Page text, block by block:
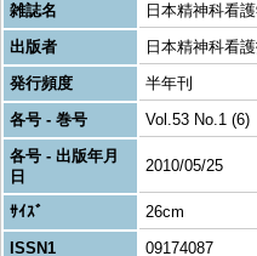
雑誌名
日本精神科看
出版者
日本精神科看
発行頻度
半年刊
各号 - 巻号
Vol.53 No.1 (6)
各号 - 出版年月
日
2010/05/25
ｻｲｽﾞ
26cm
ISSN1
09174087